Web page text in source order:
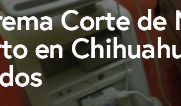
Corte de
en